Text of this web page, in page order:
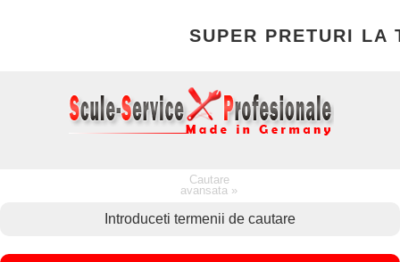
SUPER PRETURI
Cautare
avansata »